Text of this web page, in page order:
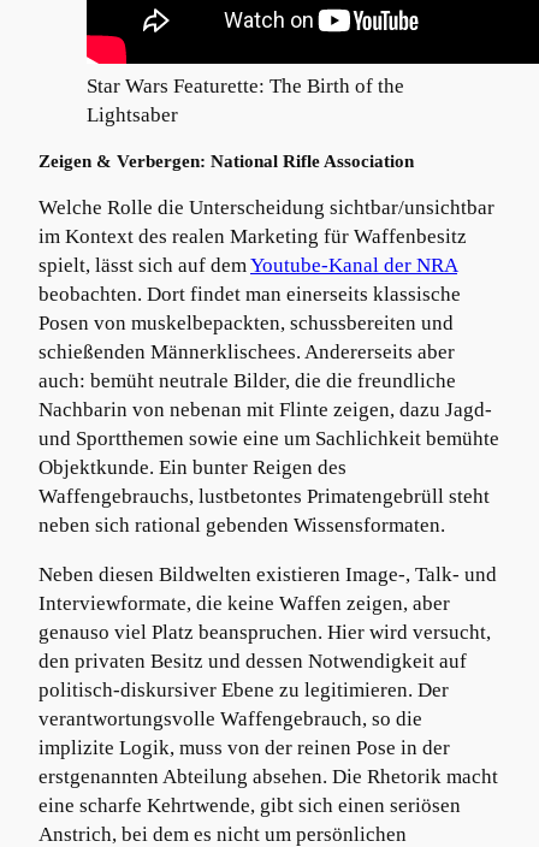
Star Wars Featurette: The Birth of the
Lightsaber
Zeigen & Verbergen: National Rifle Association
Welche Rolle die Unterscheidung sichtbar/unsichtbar
im Kontext des realen Marketing für Waffenbesitz
spielt, lässt sich auf demYoutube-Kanal der NRA
beobachten. Dort findet man einerseits klassische
Posen von muskelbepackten, schussbereiten und
schießenden Männerklischees. Andererseits aber
auch: bemüht neutrale Bilder, die die freundliche
Nachbarin von nebenan mit Flinte zeigen, dazu Jagd-
und Sportthemen sowie eine um Sachlichkeit bemühte
Objektkunde. Ein bunter Reigen des
Waffengebrauchs, lustbetontes Primatengebrüll steht
neben sich rational gebenden Wissensformaten.
Neben diesen Bildwelten existieren Image-, Talk- und
Interviewformate, die keine Waffen zeigen, aber
genauso viel Platz beanspruchen. Hier wird versucht,
den privaten Besitz und dessen Notwendigkeit auf
politisch-diskursiver Ebene zu legitimieren. Der
verantwortungsvolle Waffengebrauch, so die
implizite Logik, muss von der reinen Pose in der
erstgenannten Abteilung absehen. Die Rhetorik macht
eine scharfe Kehrtwende, gibt sich einen seriösen
Anstrich, bei dem es nicht um persönlichen